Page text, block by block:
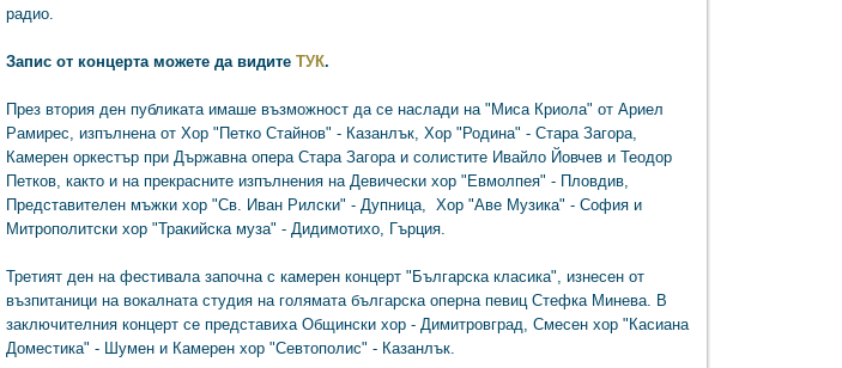
радио.
Запис от концерта можете да видите ТУК.
През втория ден публиката имаше възможност да се наслади на "Миса Криола" от Ариел
Рамирес, изпълнена от Хор "Петко Стайнов" - Казанлък, Хор "Родина" - Стара Загора,
Камерен оркестър при Държавна опера Стара Загора и солистите Ивайло Йовчев и Теодор
Петков, както и на прекрасните изпълнения на Девически хор "Евмолпея" - Пловдив,
Представителен мъжки хор "Св. Иван Рилски" - Дупница, Хор "Аве Музика" - София и
Митрополитски хор "Тракийска муза" - Дидимотихо, Гърция.
Третият ден на фестивала започна с камерен концерт "Българска класика", изнесен от
възпитаници на вокалната студия на голямата българска оперна певиц Стефка Минева. В
заключителния концерт се представиха Общински хор - Димитровград, Смесен хор "Касиана
Доместика" - Шумен и Камерен хор "Севтополис" - Казанлък.